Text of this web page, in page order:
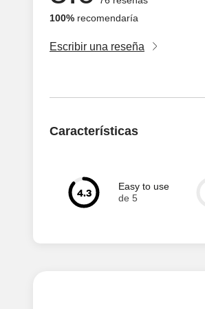
100% recomendaría
Escribir una reseña
Características
4.3
Easy to use
de 5